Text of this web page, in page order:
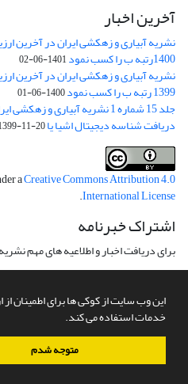
این وب سایت از کوکی ها برای اطمینان از
خدمات استفاده می کند.
متوجه شدم
آخرین اخبار
نشریه آبیاری و زهکشی ایران در آخرین
1400رتبه ب را کسب نمود 1401-06-02
نشریه آبیاری و زهکشی ایران در آخرین
1399 رتبه ب را کسب نمود 1400-06-01
جلد 15 شماره 1 نشریه آبیاری و زهکشی ایران منتشر شد
دریافت شناسه دیجیتال اشیا یا Digital Object Recognizer (DOR)11-20
aCreative Commons Attribution 4.0
International License
.
اشتراک خبرنامه
برای دریافت اخبار و اطلاعیه های مهم
سامانه مدیریت نشریات علمی.طراحی و